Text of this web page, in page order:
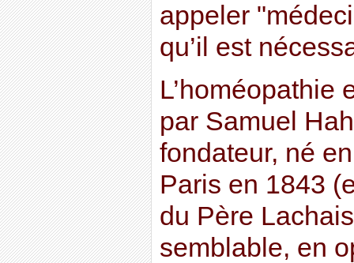
appeler
qu’il est
L’homéopathie
par Samuel
fondateur, né
Paris en 1843
du Père
semblable, en